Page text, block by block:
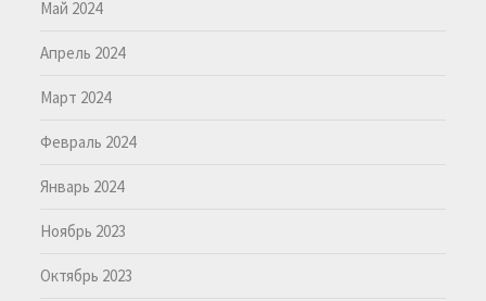
Май 2024
Апрель 2024
Март 2024
Февраль 2024
Январь 2024
Ноябрь 2023
Октябрь 2023